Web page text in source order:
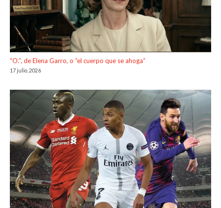
“O.”, de Elena Garro, o “el cuerpo que se ahoga”
17 julio, 2026